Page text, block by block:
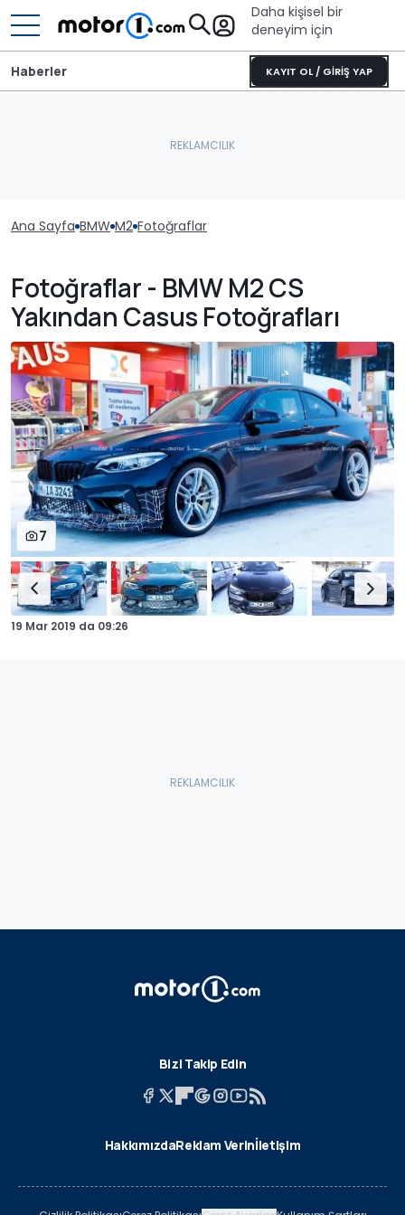
Daha kişisel bir
deneyim için
KAYIT OL / GİRİŞ YAP
Haberler
Ana Sayfa BMW M2 Fotoğraflar
Fotoğraflar - BMW M2 CS
Yakından Casus Fotoğrafları
7
19 Mar 2019 da 09:26
Bizi Takip Edin
HakkımızdaReklam Verinİletişim